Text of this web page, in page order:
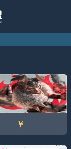
￥